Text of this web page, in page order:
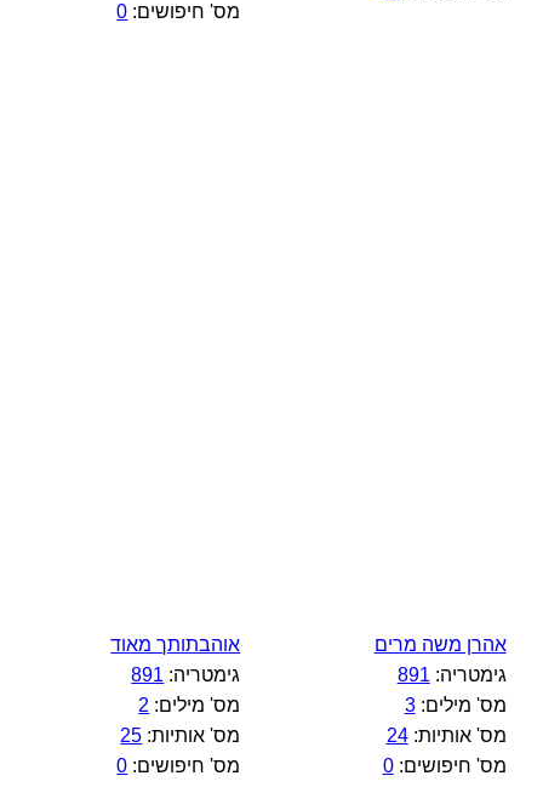
מס' חיפושים: 0
אהרן משה מרים
גימטריה: 891
מס' מילים:3
מס' אותיות:24
מס' חיפושים:0
אוהבתותך מאוד
גימטריה: 891
מס' מילים: 2
מס' אותיות: 25
מס' חיפושים: 0